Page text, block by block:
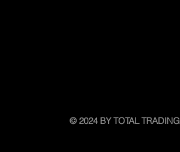
© 2024 BY TOTAL TRADING